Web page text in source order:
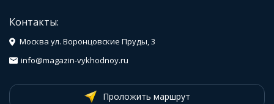
Контакты:
Москва ул. Воронцовские Пруды, 3
info@magazin-vykhodnoy.ru
Проложить маршрут